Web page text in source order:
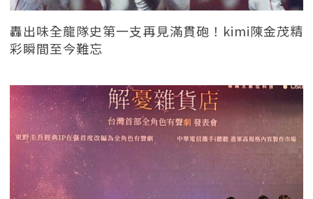
轟出味全龍隊史第一支再見滿貫砲！kimi陳金茂精
彩瞬間至今難忘